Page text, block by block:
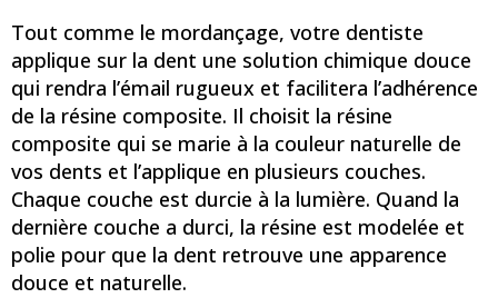
Tout comme le mordançage, votre dentiste
applique sur la dent une solution chimique douce
qui rendra l’émail rugueux et facilitera l’adhérence
de la résine composite. Il choisit la résine
composite qui se marie à la couleur naturelle de
vos dents et l’applique en plusieurs couches.
Chaque couche est durcie à la lumière. Quand la
dernière couche a durci, la résine est modelée et
polie pour que la dent retrouve une apparence
douce et naturelle.